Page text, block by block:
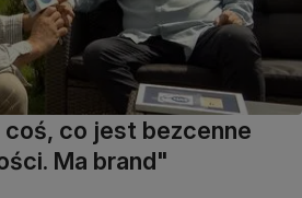
co jest bezcenne
Ma brand"